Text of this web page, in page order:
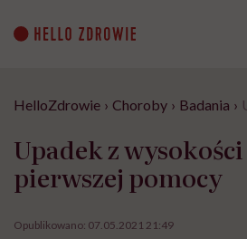
content
HelloZdrowie › Choroby › Badania ›
Upadek z
pierwszej pomocy
Opublikowano: 07.05.2021 21:49